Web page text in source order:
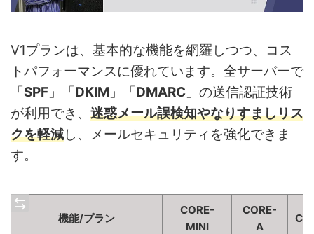
V1プランは、基本的な機能を網羅しつつ、コス
トパフォーマンスに優れています。全サーバーで
「SPF 」「DKIM 」「DMARC 」の送信認証技術
が利用でき、 迷惑メール誤検知やなりすましリス
クを軽減し、メールセキュリティを強化できま
す。
機能/プラン
CORE-
MINI
CORE-
A